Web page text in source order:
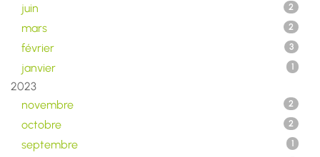
juin 2
mars 2
février 3
janvier 1
2023
novembre
2
octobre 2
septembre 1